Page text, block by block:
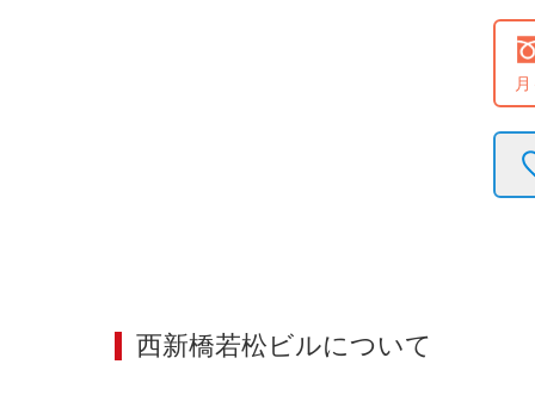
西新橋若松ビルについて